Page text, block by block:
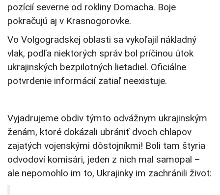
pozícií severne od rokliny Domacha. Boje
pokračujú aj v Krasnogorovke.
Vo Volgogradskej oblasti sa vykoľajil nákladný
vlak, podľa niektorých správ bol príčinou útok
ukrajinských bezpilotných lietadiel. Oficiálne
potvrdenie informácií zatiaľ neexistuje.
Vyjadrujeme obdiv týmto odvážnym ukrajinským
ženám, ktoré dokázali ubrániť dvoch chlapov
zajatých vojenskými dôstojníkmi! Boli tam štyria
odvodoví komisári, jeden z nich mal samopal –
ale nepomohlo im to, Ukrajinky im zachránili život: